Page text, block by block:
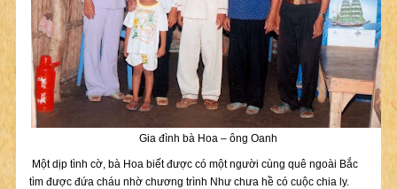
Gia đình bà Hoa – ông Oanh
Một dịp tình cờ, bà Hoa biết được có một người cùng quê ngoài Bắc
tìm được đứa cháu nhờ chương trình Như chưa hề có cuộc chia ly.